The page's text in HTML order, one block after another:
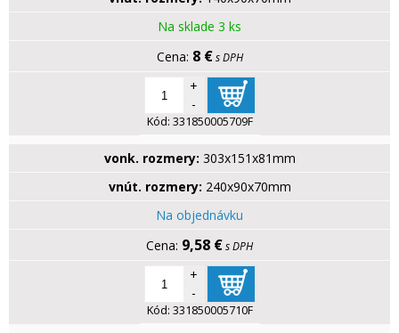
Na sklade 3 ks
8 € s DPH
+
-
Kód: 331850005709F
vonk. rozmery: 303x151x81mm
vnút. rozmery: 240x90x70mm
Na objednávku
9,58 €s DPH
+
-
Kód: 331850005710F